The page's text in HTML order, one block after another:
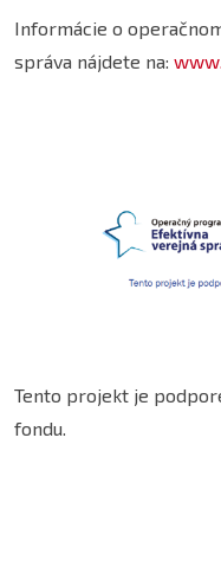
Informácie o
správa nájdete na:
Tento projekt je
fondu.